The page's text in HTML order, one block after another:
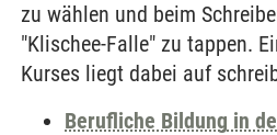
zu wählen und beim
"Klischee-Falle" zu tappen.
Kurses liegt dabei auf
Berufliche Bildung in